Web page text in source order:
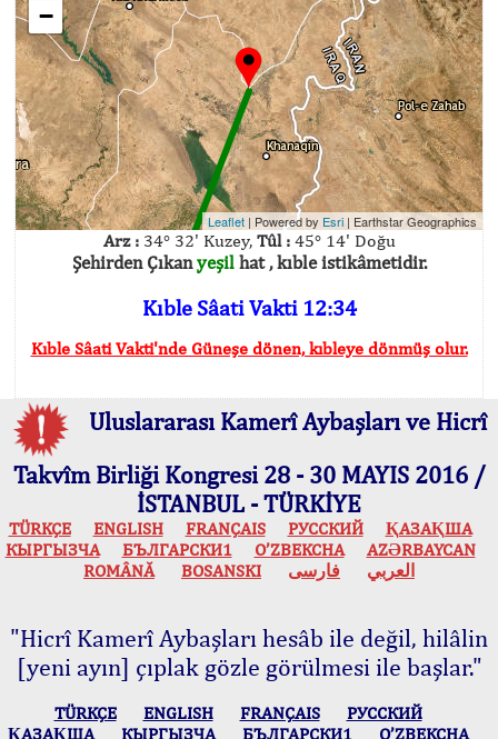
−
Leaflet | Powered by Esri | Earthstar Geographics
Arz :34° 32' Kuzey, Tûl :45° 14' Doğu
Şehirden Çıkanyeşilhat , kıble istikâmetidir.
Kıble Sâati Vakti 12:34
Kıble Sâati Vakti'nde Güneşe dönen, kıbleye dönmüş olur.
Uluslararası Kamerî Aybaşları ve Hicrî
Takvîm Birliği Kongresi 28 - 30 MAYIS 2016 /
İSTANBUL - TÜRKİYE
TÜRKÇE ENGLISH FRANÇAIS РУССКИЙ
ҚАЗАҚША
КЫPГЫЗЧA
БЪЛГАРСКИ1 O’ZBEKCHA
AZӘRBAYCAN
ROMÂNĂ
BOSANSKI العربي فارسی
"Hicrî Kamerî Aybaşları hesâb ile değil, hilâlin
[yeni ayın] çıplak gözle görülmesi ile başlar."
TÜRKÇE ENGLISH FRANÇAIS
РУССКИЙ
ҚАЗАҚША
КЫPГЫЗЧA БЪЛГАРСКИ1 O’ZBEKCHA